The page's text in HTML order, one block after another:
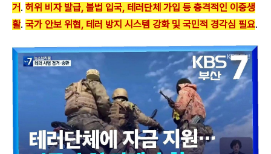
거 . 허위 비자 발급, 불법 입국, 테러단체 가입 등 충격적인 이중생
활. 국가 안보 위협, 테러 방지 시스템 강화 및 국민적 경각심 필요.